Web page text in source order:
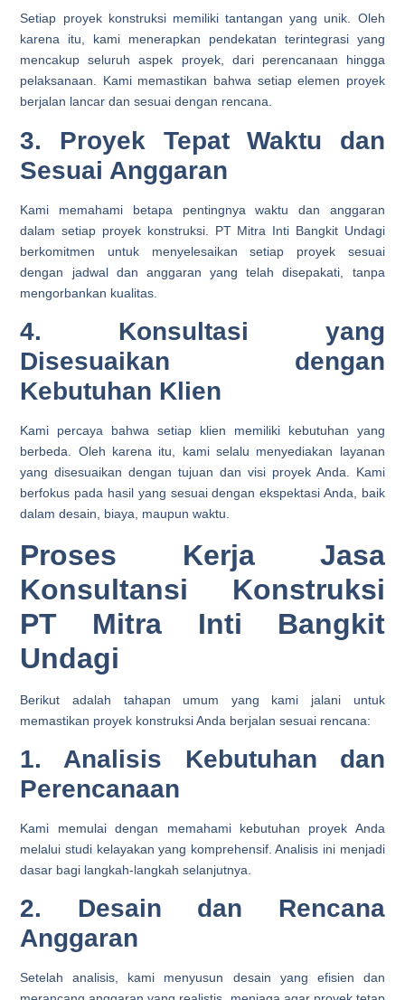
Setiap proyek konstruksi memiliki tantangan yang unik. Oleh
karena itu, kami menerapkan pendekatan terintegrasi yang
mencakup seluruh aspek proyek, dari perencanaan hingga
pelaksanaan. Kami memastikan bahwa setiap elemen proyek
berjalan lancar dan sesuai dengan rencana.
3. Proyek Tepat Waktu dan
Sesuai Anggaran
Kami memahami betapa pentingnya waktu dan anggaran
dalam setiap proyek konstruksi. PT Mitra Inti Bangkit Undagi
berkomitmen untuk menyelesaikan setiap proyek sesuai
dengan jadwal dan anggaran yang telah disepakati, tanpa
mengorbankan kualitas.
4. Konsultasi yang
Disesuaikan dengan
Kebutuhan Klien
Kami percaya bahwa setiap klien memiliki kebutuhan yang
berbeda. Oleh karena itu, kami selalu menyediakan layanan
yang disesuaikan dengan tujuan dan visi proyek Anda. Kami
berfokus pada hasil yang sesuai dengan ekspektasi Anda, baik
dalam desain, biaya, maupun waktu.
Proses Kerja Jasa
Konsultansi Konstruksi
PT Mitra Inti Bangkit
Undagi
Berikut adalah tahapan umum yang kami jalani untuk
memastikan proyek konstruksi Anda berjalan sesuai rencana:
1. Analisis Kebutuhan dan
Perencanaan
Kami memulai dengan memahami kebutuhan proyek Anda
melalui studi kelayakan yang komprehensif. Analisis ini menjadi
dasar bagi langkah-langkah selanjutnya.
2. Desain dan Rencana
Anggaran
Setelah analisis, kami menyusun desain yang efisien dan